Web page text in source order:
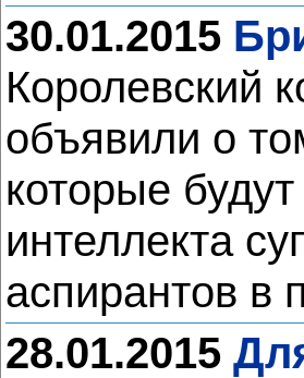
30.01.2015
Королевский
объявили о
которые
интеллекта
аспирантов в
28.01.2015